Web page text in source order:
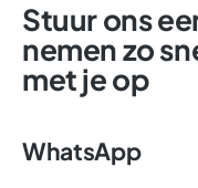
Stuur ons
nemen zo
met je op
WhatsApp